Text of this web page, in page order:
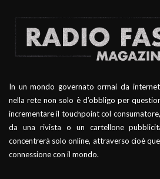
In un mondo governato ormai da
nella rete non solo è d’obbligo per
incrementare il touchpoint col
da una rivista o un cartellone
concentrerà solo online, attraverso cioè
connessione con il mondo.